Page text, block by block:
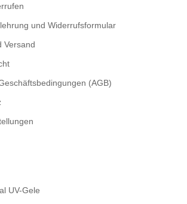
und Widerrufsformular
Versand
(AGB)
UV-Gele